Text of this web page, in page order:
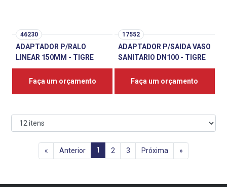
46230
ADAPTADOR P/RALO
LINEAR 150MM - TIGRE
Faça um orçamento
17552
ADAPTADOR P/SAIDA VASO
SANITARIO DN100 - TIGRE
Faça um orçamento
« Anterior 1 2 3 Próxima »